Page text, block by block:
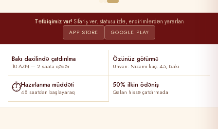
Tətbiqimiz var! Sifariş ver, statusu izlə, endirimlərdən yararlan
APP STORE GOOGLE PLAY
Bakı daxilində çatdırılma
10 AZN — 2 saata qədər
Özünüz götürmə
Ünvan: Nizami küç. 45, Bakı
⏱Hazırlanma müddəti
48 saatdan başlayaraq
50% ilkin ödəniş
Qalan hissə çatdırmada